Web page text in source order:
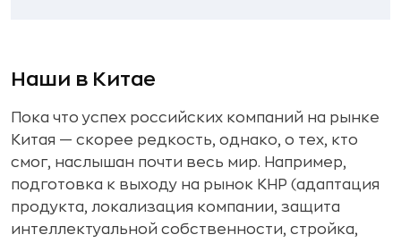
Наши в Китае
Пока что успех российских компаний на рынке
Китая — скорее редкость, однако, о тех, кто
смог, наслышан почти весь мир. Например,
подготовка к выходу на рынок КНР (адаптация
продукта, локализация компании, защита
интеллектуальной собственности, стройка,